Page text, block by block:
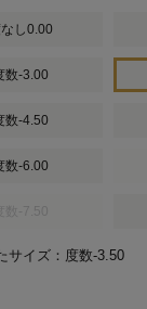
し0.00
数-3.00
数-4.50
数-6.00
サイズ：度数-3.50